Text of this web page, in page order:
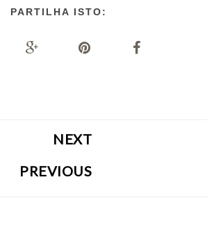
PARTILHA ISTO:
NEXT
PREVIOUS